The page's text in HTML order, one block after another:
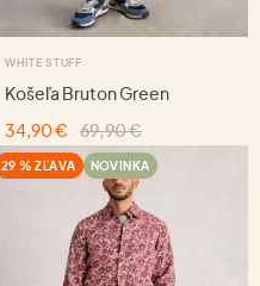
WHITE STUFF
Košeľa Bruton Green
34,90 €
69,90 €
29 % ZĽAVA NOVINKA